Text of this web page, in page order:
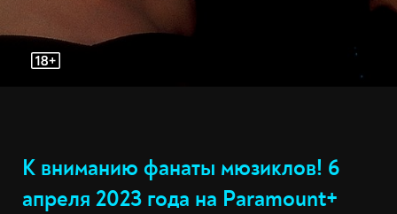
К вниманию фанаты мюзиклов! 6
апреля 2023 года на Paramount+